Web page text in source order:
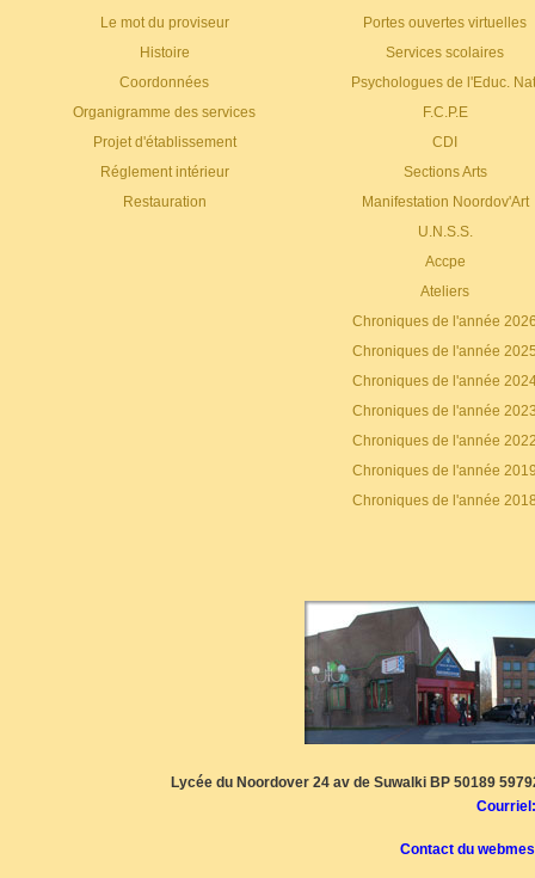
Le mot du proviseur
Histoire
Coordonnées
Organigramme des services
Projet d'établissement
Réglement intérieur
Restauration
Portes ouvertes virtuelles
Services scolaires
Psychologues de l'Educ.
F.C.P.E
CDI
Sections Arts
Manifestation Noordov'Art
U.N.S.S.
Accpe
Ateliers
Chroniques de l'année
Chroniques de l'année
Chroniques de l'année
Chroniques de l'année
Chroniques de l'année
Chroniques de l'année
Chroniques de l'année
Lycée du Noordover 24 av de Suwalki BP 50189
Contact du